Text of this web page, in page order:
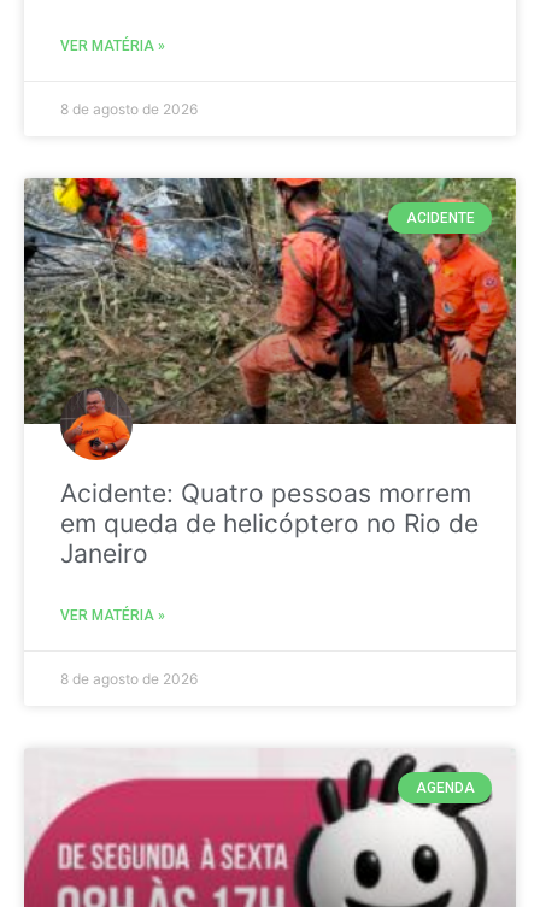
VER MATÉRIA »
8 de agosto de 2026
ACIDENTE
Acidente: Quatro pessoas morrem
em queda de helicóptero no Rio de
Janeiro
VER MATÉRIA »
8 de agosto de 2026
AGENDA